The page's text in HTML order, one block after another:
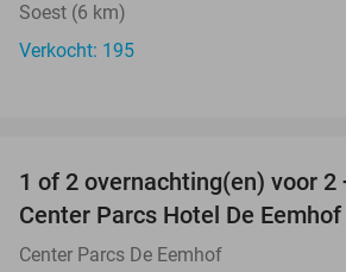
Soest (6 km)
Verkocht: 195
1 of 2 overnachting(en) voor 2
Center Parcs Hotel De Eemhof
Center Parcs De Eemhof